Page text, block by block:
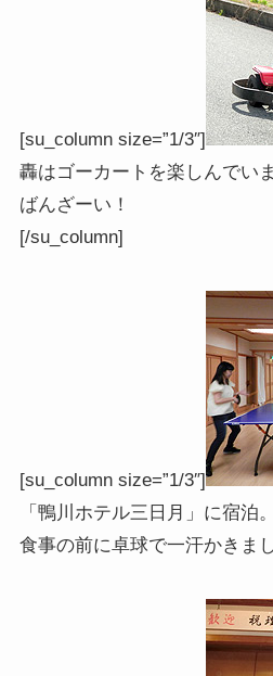
[su_column size=”1/3″]
轟はゴーカートを楽しんでいま
ばんざーい！
[/su_column]
[su_column size=”1/3″]
「鴨川ホテル三日月」に宿泊。
食事の前に卓球で一汗かきま